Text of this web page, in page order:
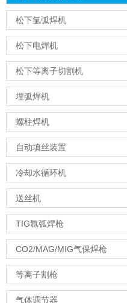
松下氩弧焊机
松下电焊机
松下等离子切割机
埋弧焊机
螺柱焊机
自动填丝装置
冷却水循环机
送丝机
TIG氩弧焊枪
CO2/MAG/MIG气保焊枪
等离子割枪
气体调节器